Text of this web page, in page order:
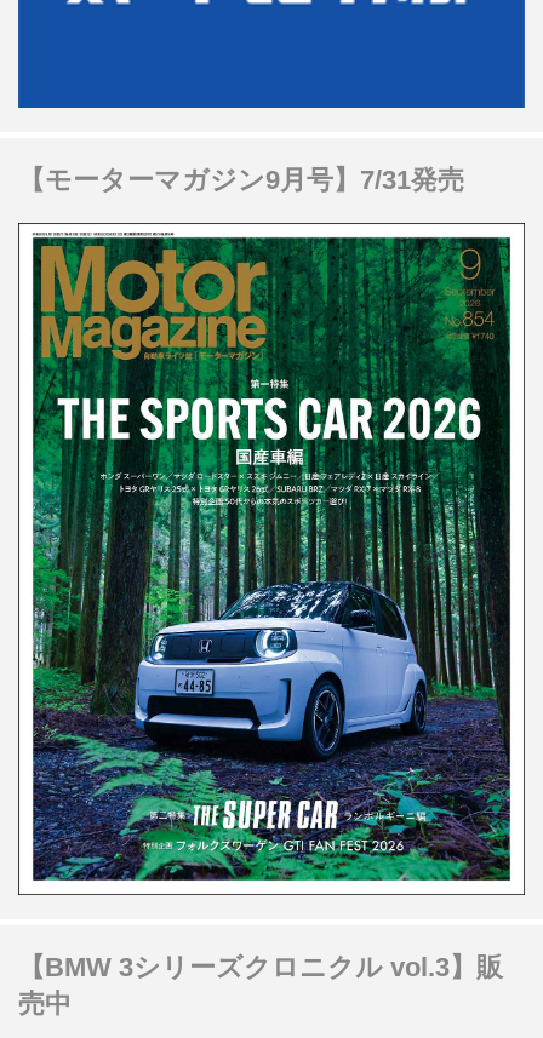
【モーターマガジン9月号】7/31発売
【BMW 3シリーズクロニクル vol.3】販
売中